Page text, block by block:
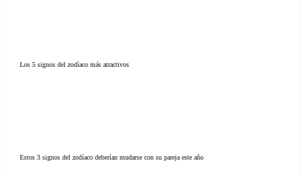
Los 5 signos del zodíaco más atractivos
Estos 3 signos del zodíaco deberían mudarse con su pareja este año